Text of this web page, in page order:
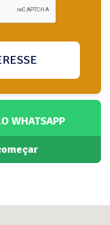
WHATSAPP